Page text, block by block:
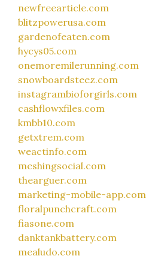
newfreearticle.com
blitzpowerusa.com
gardenofeaten.com
hycys05.com
onemoremilerunning.com
snowboardsteez.com
instagrambioforgirls.com
cashflowxfiles.com
kmbb10.com
getxtrem.com
weactinfo.com
meshingsocial.com
thearguer.com
marketing-mobile-app.com
floralpunchcraft.com
fiasone.com
danktankbattery.com
mealudo.com